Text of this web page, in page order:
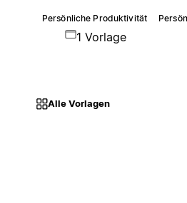
Persönliche Produktivität
1 Vorlage
Alle Vorlagen